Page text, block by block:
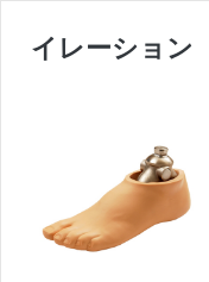
イレーション